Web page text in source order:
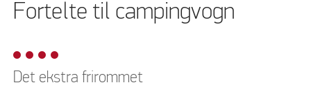
Fortelte til campingvogn
Det ekstra frirommet